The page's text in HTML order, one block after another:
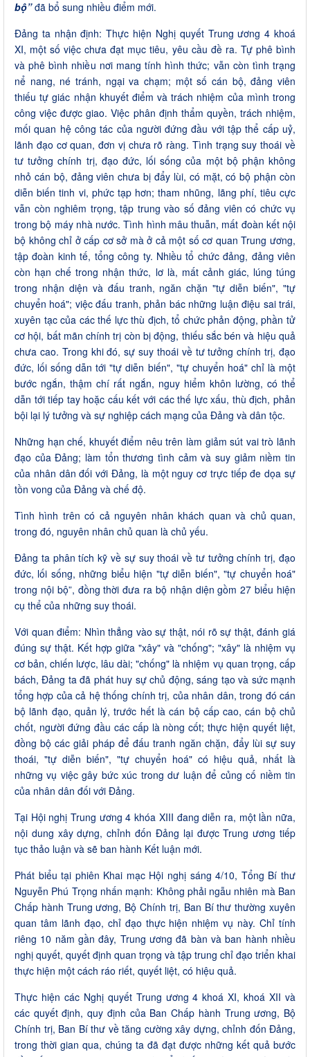
bộ”đã bổ sung nhiều điểm mới.
Đảng ta nhận định: Thực hiện Nghị quyết Trung ương 4 khoá
XI, một số việc chưa đạt mục tiêu, yêu cầu đề ra. Tự phê bình
và phê bình nhiều nơi mang tính hình thức; vẫn còn tình trạng
nể nang, né tránh, ngại va chạm; một số cán bộ, đảng viên
thiếu tự giác nhận khuyết điểm và trách nhiệm của mình trong
công việc được giao. Việc phân định thẩm quyền, trách nhiệm,
mối quan hệ công tác của người đứng đầu với tập thể cấp uỷ,
lãnh đạo cơ quan, đơn vị chưa rõ ràng. Tình trạng suy thoái về
tư tưởng chính trị, đạo đức, lối sống của một bộ phận không
nhỏ cán bộ, đảng viên chưa bị đẩy lùi, có mặt, có bộ phận còn
diễn biến tinh vi, phức tạp hơn; tham nhũng, lãng phí, tiêu cực
vẫn còn nghiêm trọng, tập trung vào số đảng viên có chức vụ
trong bộ máy nhà nước. Tình hình mâu thuẫn, mất đoàn kết nội
bộ không chỉ ở cấp cơ sở mà ở cả một số cơ quan Trung ương,
tập đoàn kinh tế, tổng công ty. Nhiều tổ chức đảng, đảng viên
còn hạn chế trong nhận thức, lơ là, mất cảnh giác, lúng túng
trong nhận diện và đấu tranh, ngăn chặn "tự diễn biến", "tự
chuyển hoá"; việc đấu tranh, phản bác những luận điệu sai trái,
xuyên tạc của các thế lực thù địch, tổ chức phản động, phần tử
cơ hội, bất mãn chính trị còn bị động, thiếu sắc bén và hiệu quả
chưa cao. Trong khi đó, sự suy thoái về tư tưởng chính trị, đạo
đức, lối sống dẫn tới "tự diễn biến", "tự chuyển hoá" chỉ là một
bước ngắn, thậm chí rất ngắn, nguy hiểm khôn lường, có thể
dẫn tới tiếp tay hoặc cấu kết với các thế lực xấu, thù địch, phản
bội lại lý tưởng và sự nghiệp cách mạng của Đảng và dân tộc.
Những hạn chế, khuyết điểm nêu trên làm giảm sút vai trò lãnh
đạo của Đảng; làm tổn thương tình cảm và suy giảm niềm tin
của nhân dân đối với Đảng, là một nguy cơ trực tiếp đe dọa sự
tồn vong của Đảng và chế độ.
Tình hình trên có cả nguyên nhân khách quan và chủ quan,
trong đó, nguyên nhân chủ quan là chủ yếu.
Đảng ta phân tích kỹ về sự suy thoái về tư tưởng chính trị, đạo
đức, lối sống, những biểu hiện "tự diễn biến", "tự chuyển hoá"
trong nội bộ”, đồng thời đưa ra bộ nhận diện gồm 27 biểu hiện
cụ thể của những suy thoái.
Với quan điểm: Nhìn thẳng vào sự thật, nói rõ sự thật, đánh giá
đúng sự thật. Kết hợp giữa "xây" và "chống"; "xây" là nhiệm vụ
cơ bản, chiến lược, lâu dài; "chống" là nhiệm vụ quan trọng, cấp
bách, Đảng ta đã phát huy sự chủ động, sáng tạo và sức mạnh
tổng hợp của cả hệ thống chính trị, của nhân dân, trong đó cán
bộ lãnh đạo, quản lý, trước hết là cán bộ cấp cao, cán bộ chủ
chốt, người đứng đầu các cấp là nòng cốt; thực hiện quyết liệt,
đồng bộ các giải pháp để đấu tranh ngăn chặn, đẩy lùi sự suy
thoái, "tự diễn biến", "tự chuyển hoá" có hiệu quả, nhất là
những vụ việc gây bức xúc trong dư luận để củng cố niềm tin
của nhân dân đối với Đảng.
Tại Hội nghị Trung ương 4 khóa XIII đang diễn ra, một lần nữa,
nội dung xây dựng, chỉnh đốn Đảng lại được Trung ương tiếp
tục thảo luận và sẽ ban hành Kết luận mới.
Phát biểu tại phiên Khai mạc Hội nghị sáng 4/10, Tổng Bí thư
Nguyễn Phú Trọng nhấn mạnh: Không phải ngẫu nhiên mà Ban
Chấp hành Trung ương, Bộ Chính trị, Ban Bí thư thường xuyên
quan tâm lãnh đạo, chỉ đạo thực hiện nhiệm vụ này. Chỉ tính
riêng 10 năm gần đây, Trung ương đã bàn và ban hành nhiều
nghị quyết, quyết định quan trọng và tập trung chỉ đạo triển khai
thực hiện một cách ráo riết, quyết liệt, có hiệu quả.
Thực hiện các Nghị quyết Trung ương 4 khoá XI, khoá XII và
các quyết định, quy định của Ban Chấp hành Trung ương, Bộ
Chính trị, Ban Bí thư về tăng cường xây dựng, chỉnh đốn Đảng,
trong thời gian qua, chúng ta đã đạt được những kết quả bước